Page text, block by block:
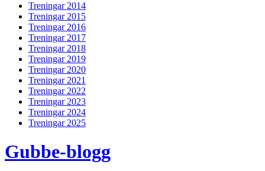
Treningar 2014
Treningar 2015
Treningar 2016
Treningar 2017
Treningar 2018
Treningar 2019
Treningar 2020
Treningar 2021
Treningar 2022
Treningar 2023
Treningar 2024
Treningar 2025
Gubbe-blogg